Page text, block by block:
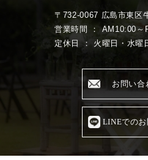
〒732-0067 広島市東区
営業時間 ： AM10:00～
定休日 ： 火曜日・水曜
お問い合
LINEでの